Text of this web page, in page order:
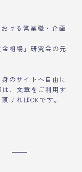
ける営業職・企画
相場」研究会の元
のサイトへ自由に
、文章をご利用す
ければOKです。